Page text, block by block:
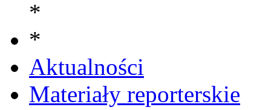
Aktualności
Materiały reporterskie